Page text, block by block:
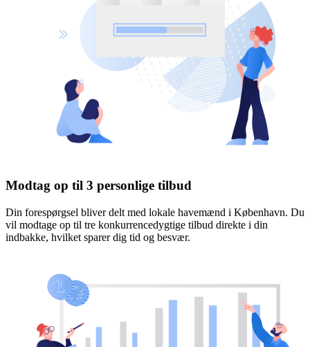
Modtag op til 3 personlige tilbud
Din forespørgsel bliver delt med lokale havemænd i København. Du
vil modtage op til tre konkurrencedygtige tilbud direkte i din
indbakke, hvilket sparer dig tid og besvær.